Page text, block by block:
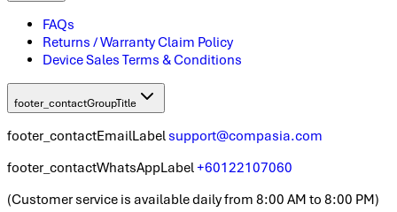
FAQs
Returns / Warranty Claim Policy
Device Sales Terms & Conditions
footer_contactGroupTitle
footer_contactEmailLabel support@compasia.com
footer_contactWhatsAppLabel+60122107060
(Customer service is available daily from 8:00 AM to 8:00 PM)